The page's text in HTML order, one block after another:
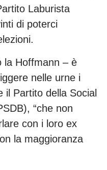
Laburista
di poterci
la Hoffmann – è
nelle urne i
il Partito della Social
“che non
con i loro ex
la maggioranza